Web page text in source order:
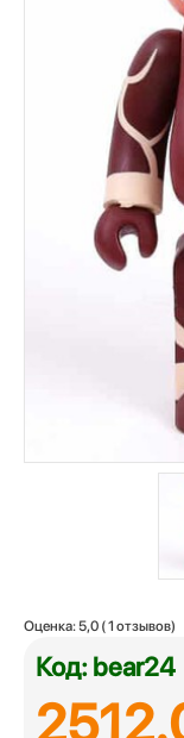
Оценка: 5,0 (1 отзывов)
Код: bear24